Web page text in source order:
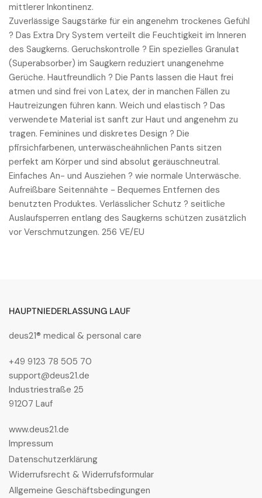
mittlerer Inkontinenz.
Zuverlässige Saugstärke für ein angenehm trockenes Gefühl
? Das Extra Dry System verteilt die Feuchtigkeit im Inneren
des Saugkerns. Geruchskontrolle ? Ein spezielles Granulat
(Superabsorber) im Saugkern reduziert unangenehme
Gerüche. Hautfreundlich ? Die Pants lassen die Haut frei
atmen und sind frei von Latex, der in manchen Fällen zu
Hautreizungen führen kann. Weich und elastisch ? Das
verwendete Material ist sanft zur Haut und angenehm zu
tragen. Feminines und diskretes Design ? Die
pfirsichfarbenen, unterwäscheähnlichen Pants sitzen
perfekt am Körper und sind absolut geräuschneutral.
Einfaches An- und Ausziehen ? wie normale Unterwäsche.
Aufreißbare Seitennähte - Bequemes Entfernen des
benutzten Produktes. Verlässlicher Schutz ? seitliche
Auslaufsperren entlang des Saugkerns schützen zusätzlich
vor Verschmutzungen. 256 VE/EU
HAUPTNIEDERLASSUNG LAUF
deus21® medical & personal care
+49 9123 78 505 70
support@deus21.de
Industriestraße 25
91207 Lauf
www.deus21.de
Impressum
Datenschutzerklärung
Widerrufsrecht & Widerrufsformular
Allgemeine Geschäftsbedingungen